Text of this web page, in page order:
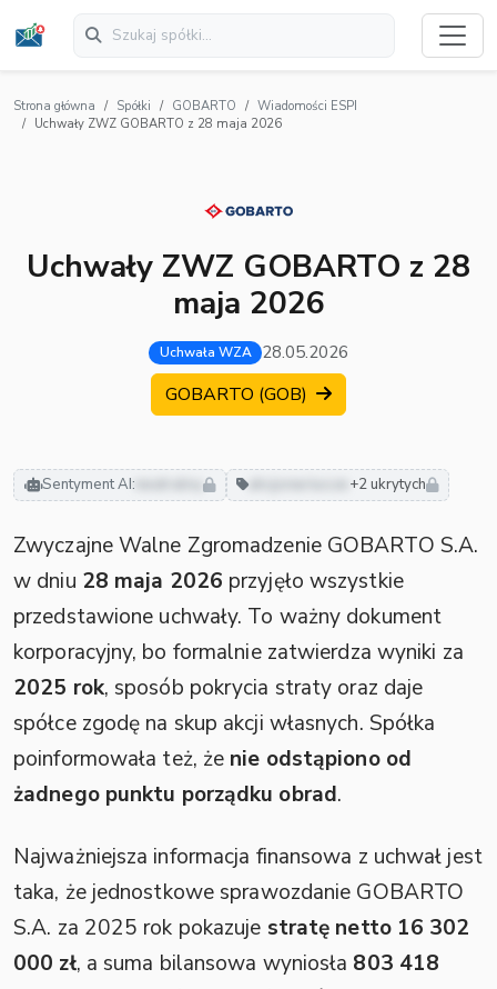
Strona główna Spółki GOBARTO
Wiadomości ESPI
Uchwały ZWZ GOBARTO z 28 maja 2026
Uchwały ZWZ GOBARTO z 28
maja 2026
Uchwała WZA 28.05.2026
GOBARTO (GOB)
Sentyment AI: neutralny +2 ukrytych
Zwyczajne Walne Zgromadzenie GOBARTO S.A.
w dniu 28 maja 2026 przyjęło wszystkie
przedstawione uchwały. To ważny dokument
korporacyjny, bo formalnie zatwierdza wyniki za
2025 rok, sposób pokrycia straty oraz daje
spółce zgodę na skup akcji własnych. Spółka
poinformowała też, że nie odstąpiono od
żadnego punktu porządku obrad.
Najważniejsza informacja finansowa z uchwał jest
taka, że jednostkowe sprawozdanie GOBARTO
S.A. za 2025 rok pokazuje stratę netto 16 302
000 zł, a suma bilansowa wyniosła 803 418